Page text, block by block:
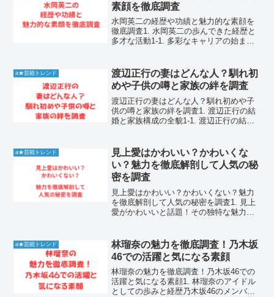
素顔を徹底調査
水岡英二の経歴や功績と魅力的な素顔を
徹底調査1. 水岡英二の歩んできた経歴と
多才な活動1-1. 多彩なキャリアの始まり
み重ねてきたことがわかります。特に、
専門的な知識と...
a★芸能トレンド
渡辺正行の妻はどんな人？馴れ初
めや子供の噂と家族の絆を調査
渡辺正行の妻はどんな人？馴れ初めや子
供の噂と家族の絆を調査1. 渡辺正行の結
婚と家族構成の全貌1-1. 渡辺正行の結婚
て働いていた方であり、芸能界とは無縁
の一般人...
a★芸能トレンド
見上愛はかわいい？かわいくな
い？魅力を徹底解剖して人気の秘
密を調査
見上愛はかわいい？かわいくない？魅力
を徹底解剖して人気の秘密を調査1. 見上
愛がかわいいと話題！その独特な魅力と
す。彼女の姿を画面で見るたびに、その
独特な存在感に目を奪わ...
a★芸能トレンド
林瑠奈の魅力を徹底調査！乃木坂
46での活躍と気になる素顔
林瑠奈の魅力を徹底調査！乃木坂46での
活躍と気になる素顔1. 林瑠奈のアイドル
としての歩みと経歴乃木坂46のメンバー